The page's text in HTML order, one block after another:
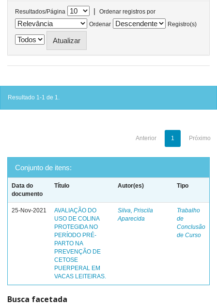
Resultados/Página |
Ordenar registros por
Ordenar
Registro(s)
Resultado 1-1 de 1.
Anterior 1 Próximo
Conjunto de itens:
Data do
documento
Título Autor(es) Tipo
25-Nov-2021
AVALIAÇÃO DO
USO DE COLINA
PROTEGIDA NO
PERÍODO PRÉ-
PARTO NA
PREVENÇÃO DE
CETOSE
PUERPERAL EM
VACAS LEITEIRAS.
Silva, Priscila
Aparecida
Trabalho
de
Conclusão
de Curso
Busca facetada